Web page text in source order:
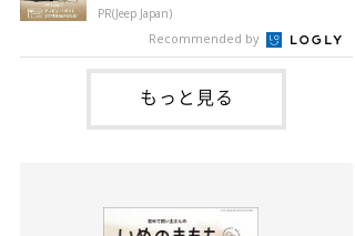
主さんが「#最初に撮った一枚」として投
稿した写真には、ケージの隅で不安そうな
表情を浮かべるシルビアちゃんの姿が写っ
ていました。こちらは、保護犬だったシル
のは、X（旧Twitter）ユーザー
@totomo_fukumaruさんが投稿していた
動画。玄関でしっぽを振っているのは、愛
犬・福丸くん（撮影時11才／柴犬）です。
何やらソワソワしている様子が印象的です
が、それにはほっこりする理由がありまし
た。 玄関で聞こえた、うれしい声ばぁば
PR(Jeep Japan)
Recommended by
もっと見る